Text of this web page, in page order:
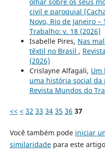
civil e paroquial
Novo, Rio de Janeiro –
Trabalho: v. 18 (2026)
Isabelle Pires, Nas
têxtil no Brasil ,
(2026)
Crislayne Alfagali, Um
uma história social da
Revista Mundos do
<< < 32 33 34 35 36 37
Você também pode iniciar
similaridadepara este